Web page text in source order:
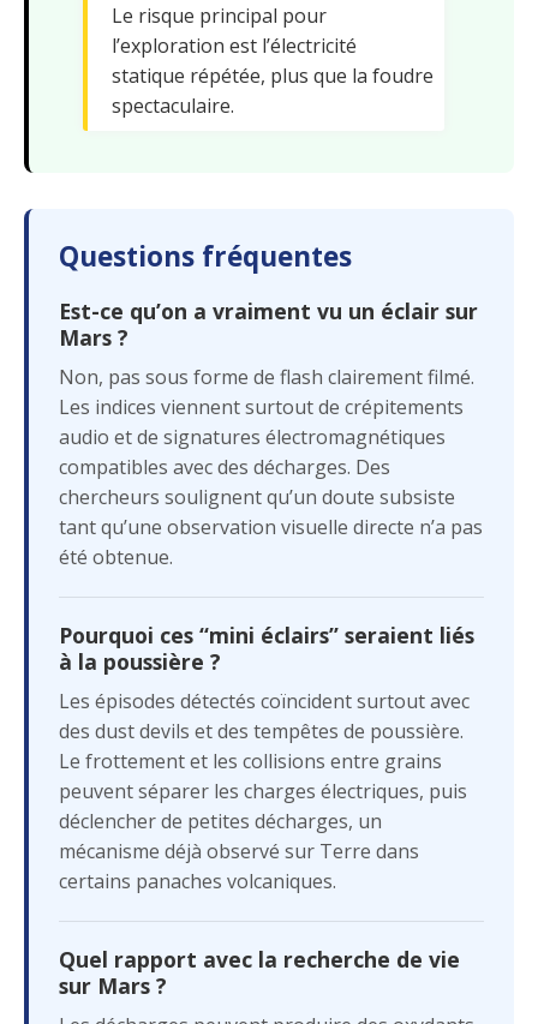
Le risque principal pour
l’exploration est l’électricité
statique répétée, plus que la foudre
spectaculaire.
Questions fréquentes
Est-ce qu’on a vraiment vu un éclair sur
Mars ?
Non, pas sous forme de flash clairement filmé.
Les indices viennent surtout de crépitements
audio et de signatures électromagnétiques
compatibles avec des décharges. Des
chercheurs soulignent qu’un doute subsiste
tant qu’une observation visuelle directe n’a pas
été obtenue.
Pourquoi ces “mini éclairs” seraient liés
à la poussière ?
Les épisodes détectés coïncident surtout avec
des dust devils et des tempêtes de poussière.
Le frottement et les collisions entre grains
peuvent séparer les charges électriques, puis
déclencher de petites décharges, un
mécanisme déjà observé sur Terre dans
certains panaches volcaniques.
Quel rapport avec la recherche de vie
sur Mars ?